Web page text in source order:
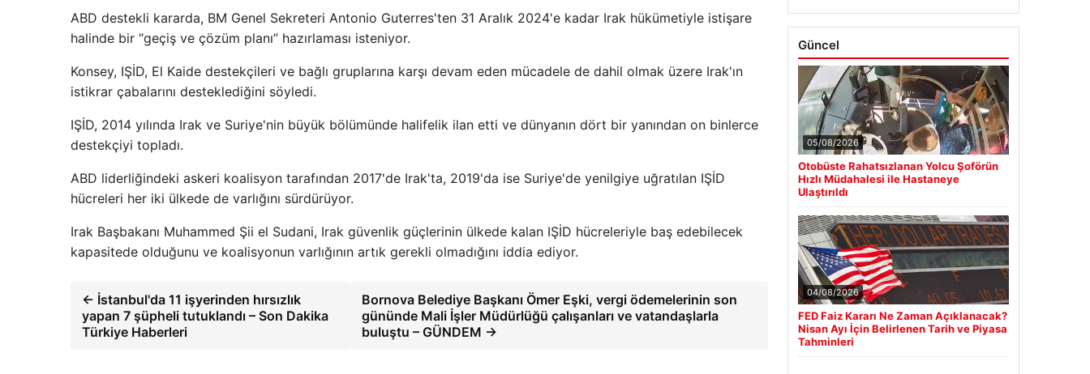
ABD destekli kararda, BM Genel Sekreteri Antonio Guterres'ten 31 Aralık 2024'e kadar Irak hükümetiyle istişare
halinde bir “geçiş ve çözüm planı” hazırlaması isteniyor.
Konsey, IŞİD, El Kaide destekçileri ve bağlı gruplarına karşı devam eden mücadele de dahil olmak üzere Irak'ın
istikrar çabalarını desteklediğini söyledi.
IŞİD, 2014 yılında Irak ve Suriye'nin büyük bölümünde halifelik ilan etti ve dünyanın dört bir yanından on binlerce
destekçiyi topladı.
ABD liderliğindeki askeri koalisyon tarafından 2017'de Irak'ta, 2019'da ise Suriye'de yenilgiye uğratılan IŞİD
hücreleri her iki ülkede de varlığını sürdürüyor.
Irak Başbakanı Muhammed Şii el Sudani, Irak güvenlik güçlerinin ülkede kalan IŞİD hücreleriyle baş edebilecek
kapasitede olduğunu ve koalisyonun varlığının artık gerekli olmadığını iddia ediyor.
← İstanbul'da 11 işyerinden hırsızlık
yapan 7 şüpheli tutuklandı – Son Dakika
Türkiye Haberleri
Bornova Belediye Başkanı Ömer Eşki, vergi ödemelerinin son
gününde Mali İşler Müdürlüğü çalışanları ve vatandaşlarla
buluştu – GÜNDEM →
Güncel
05/08/2026
Otobüste Rahatsızlanan Yolcu Şoförün
Hızlı Müdahalesi ile Hastaneye
Ulaştırıldı
04/08/2026
FED Faiz Kararı Ne Zaman Açıklanacak?
Nisan Ayı İçin Belirlenen Tarih ve Piyasa
Tahminleri